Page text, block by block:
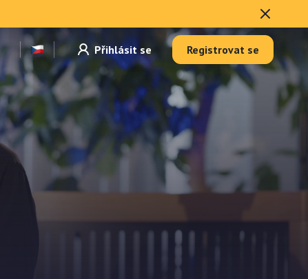
Přihlásit se Registrovat se